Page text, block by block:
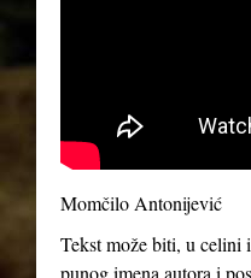
Momčilo Antonijević
Tekst može biti, u celini
punog imena autora i